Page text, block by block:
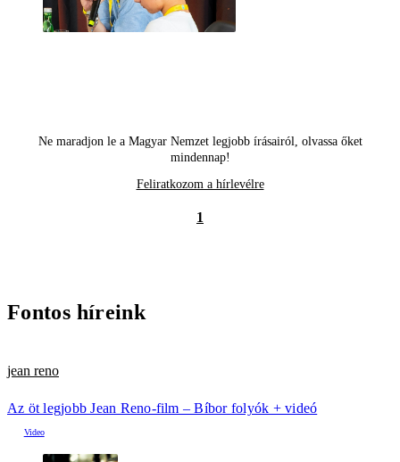
Ne maradjon le a Magyar Nemzet legjobb írásairól, olvassa őket
mindennap!
Feliratkozom a hírlevélre
1
Fontos híreink
jean reno
Az öt legjobb Jean Reno-film – Bíbor folyók + videó